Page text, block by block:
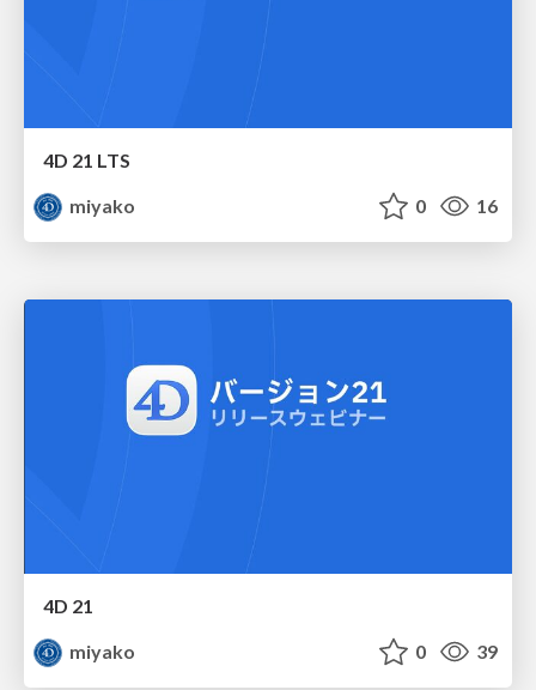
4D 21 LTS
miyako
0 16
4D 21
miyako
0 39